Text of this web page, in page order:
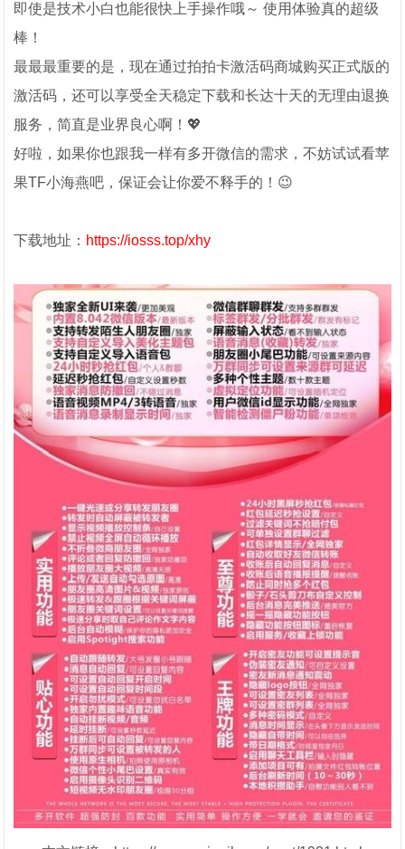
即使是技术小白也能很快上手操作哦～ 使用体验真的超级
棒！
最最最重要的是，现在通过拍拍卡激活码商城购买正式版的
激活码，还可以享受全天稳定下载和长达十天的无理由退换
服务，简直是业界良心啊！💖
好啦，如果你也跟我一样有多开微信的需求，不妨试试看苹
果TF小海燕吧，保证会让你爱不释手的！😉
下载地址： https://iosss.top/xhy